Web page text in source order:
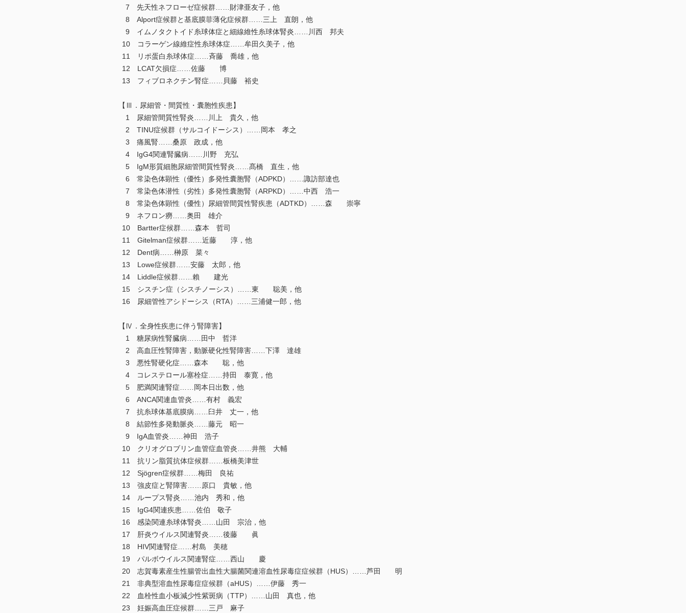
7 先天性ネフローゼ症候群……財津亜友子，他
8 Alport症候群と基底膜菲薄化症候群……三上 直朗，他
9 イムノタクトイド糸球体症と細線維性糸球体腎炎……川西 邦夫
10 コラーゲン線維症性糸球体症……牟田久美子，他
11 リポ蛋白糸球体症……斉藤 喬雄，他
12 LCAT欠損症……佐藤 博
13 フィブロネクチン腎症……貝藤 裕史
【Ⅲ．尿細管・間質性・囊胞性疾患】
1 尿細管間質性腎炎……川上 貴久，他
2 TINU症候群（サルコイドーシス）……岡本 孝之
3 痛風腎……桑原 政成，他
4 IgG4関連腎臓病……川野 充弘
5 IgM形質細胞尿細管間質性腎炎……髙橋 直生，他
6 常染色体顕性（優性）多発性囊胞腎（ADPKD）……諏訪部達也
7 常染色体潜性（劣性）多発性囊胞腎（ARPKD）……中西 浩一
8 常染色体顕性（優性）尿細管間質性腎疾患（ADTKD）……森 崇寧
9 ネフロン癆……奥田 雄介
10 Bartter症候群……森本 哲司
11 Gitelman症候群……近藤 淳，他
12 Dent病……榊原 菜々
13 Lowe症候群……安藤 太郎，他
14 Liddle症候群……賴 建光
15 シスチン症（シスチノーシス）……東 聡美，他
16 尿細管性アシドーシス（RTA）……三浦健一郎，他
【Ⅳ．全身性疾患に伴う腎障害】
1 糖尿病性腎臓病……田中 哲洋
2 高血圧性腎障害，動脈硬化性腎障害……下澤 達雄
3 悪性腎硬化症……森本 聡，他
4 コレステロール塞栓症……持田 泰寛，他
5 肥満関連腎症……岡本日出数，他
6 ANCA関連血管炎……有村 義宏
7 抗糸球体基底膜病……臼井 丈一，他
8 結節性多発動脈炎……藤元 昭一
9 IgA血管炎……神田 浩子
10 クリオグロブリン血管症血管炎……井熊 大輔
11 抗リン脂質抗体症候群……板橋美津世
12 Sjögren症候群……梅田 良祐
13 強皮症と腎障害……原口 貴敏，他
14 ループス腎炎……池内 秀和，他
15 IgG4関連疾患……佐伯 敬子
16 感染関連糸球体腎炎……山田 宗治，他
17 肝炎ウイルス関連腎炎……後藤 眞
18 HIV関連腎症……村島 美穂
19 パルボウイルス関連腎症……西山 慶
20 志賀毒素産生性腸管出血性大腸菌関連溶血性尿毒症症候群（HUS）……芦田 明
21 非典型溶血性尿毒症症候群（aHUS）……伊藤 秀一
22 血栓性血小板減少性紫斑病（TTP）……山田 真也，他
23 妊娠高血圧症候群……三戸 麻子